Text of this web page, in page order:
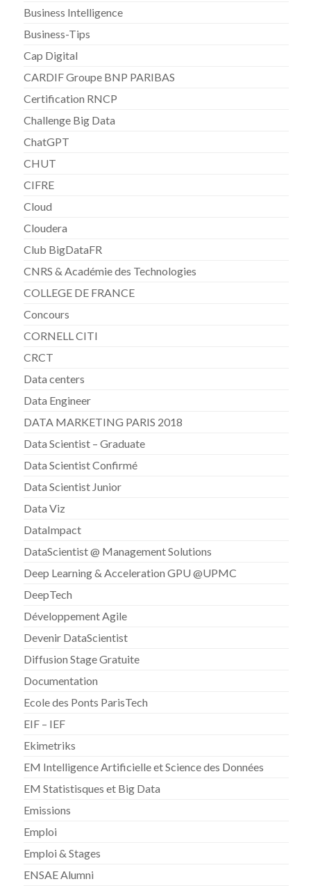
Business Intelligence
Business-Tips
Cap Digital
CARDIF Groupe BNP PARIBAS
Certification RNCP
Challenge Big Data
ChatGPT
CHUT
CIFRE
Cloud
Cloudera
Club BigDataFR
CNRS & Académie des Technologies
COLLEGE DE FRANCE
Concours
CORNELL CITI
CRCT
Data centers
Data Engineer
DATA MARKETING PARIS 2018
Data Scientist – Graduate
Data Scientist Confirmé
Data Scientist Junior
Data Viz
DataImpact
DataScientist @ Management Solutions
Deep Learning & Acceleration GPU @UPMC
DeepTech
Développement Agile
Devenir DataScientist
Diffusion Stage Gratuite
Documentation
Ecole des Ponts ParisTech
EIF – IEF
Ekimetriks
EM Intelligence Artificielle et Science des Données
EM Statistisques et Big Data
Emissions
Emploi
Emploi & Stages
ENSAE Alumni